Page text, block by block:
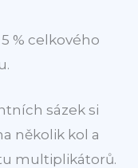
% celkového
sázek si
několik kol a
multiplikátorů.